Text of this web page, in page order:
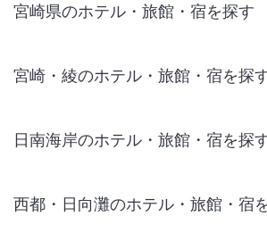
宮崎県のホテル・旅館・宿を探す
宮崎・綾のホテル・旅館・宿を探
日南海岸のホテル・旅館・宿を探
西都・日向灘のホテル・旅館・宿